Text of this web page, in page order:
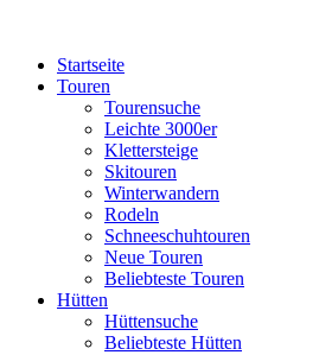
Startseite
Touren
Tourensuche
Leichte 3000er
Klettersteige
Skitouren
Winterwandern
Rodeln
Schneeschuhtouren
Neue Touren
Beliebteste Touren
Hütten
Hüttensuche
Beliebteste Hütten